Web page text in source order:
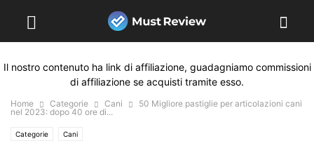
Il nostro contenuto ha link di affiliazione, guadagniamo commissioni
di affiliazione se acquisti tramite esso.
Home Categorie Cani
50 Migliore pastiglie per articolazioni cani
nel 2023: dopo 40 ore di...
Categorie Cani